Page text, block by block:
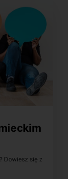
Dowiesz się z